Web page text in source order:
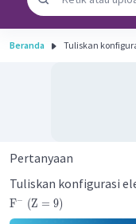
Beranda
Pertanyaan
Tuliskan konfigurasi
F− (Z = 9)